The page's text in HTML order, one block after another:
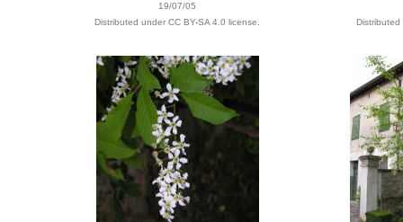
19/07/05
Distributed under CC BY-SA 4.0 license.
Distributed